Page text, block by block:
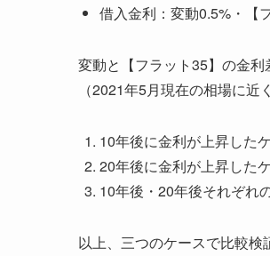
借入金利：変動0.5%・【
変動と【フラット35】の金利
（2021年5月現在の相場に近
10年後に金利が上昇した
20年後に金利が上昇した
10年後・20年後それぞれ
以上、三つのケースで比較検